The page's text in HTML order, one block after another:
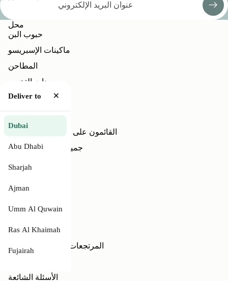
Deliver to ×
Dubai
Abu Dhabi
Sharjah
Ajman
Umm Al Quwain
Ras Al Khaimah
Fujairah
محل
حبوب البن
ماكينات الإسبريسو
المطاحن
معدات التخمير
مُكَمِّلات
عروض
Discover
القائمون على تحميص القهوة لدينا
جميع العلامات التجارية
الاشتراكات
مدونة
يساعد
اتصل بنا
الشحن والتسليم
المرتجعات والمبالغ المستردة
الأسئلة الشائعة